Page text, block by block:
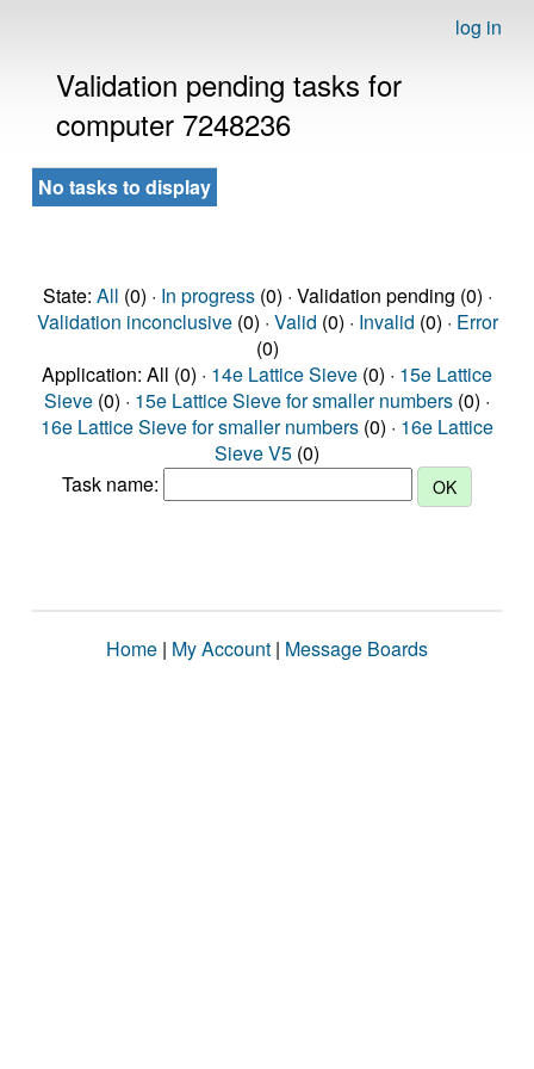
log in
Validation pending tasks for
computer 7248236
No tasks to display
State: All (0) · In progress(0) · Validation pending (0) ·
Validation inconclusive(0) · Valid (0) · Invalid (0) · Error
(0)
Application: All (0) · 14e Lattice Sieve (0) · 15e Lattice
Sieve (0) · 15e Lattice Sieve for smaller numbers (0) ·
16e Lattice Sieve for smaller numbers (0) · 16e Lattice
Sieve V5 (0)
Task name:
Home | My Account | Message Boards